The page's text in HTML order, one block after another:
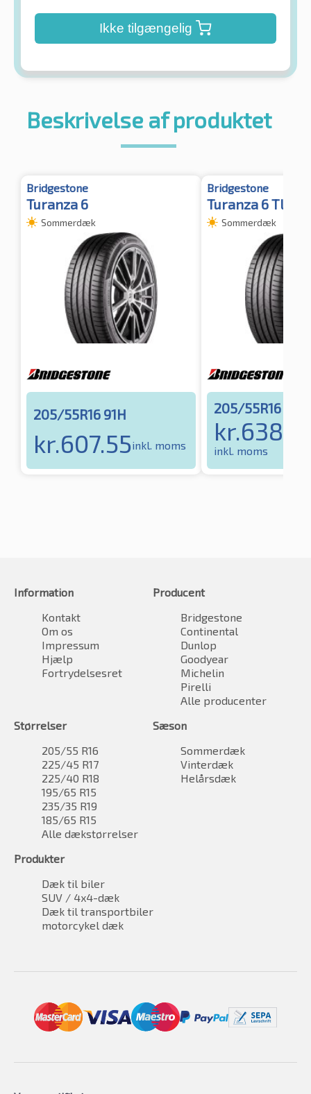
Ikke tilgængelig
Beskrivelse af produktet
Bridgestone
Turanza 6
Sommerdæk
205/55R16 91H
kr.607.55inkl. moms
Bridgestone
Turanza 6 TL
Sommerdæk
205/55R16 91V
kr.
inkl. moms
Information
Kontakt
Om os
Impressum
Hjælp
Fortrydelsesret
Producent
Bridgestone
Continental
Dunlop
Goodyear
Michelin
Pirelli
Alle producenter
Størrelser
205/55 R16
225/45 R17
225/40 R18
195/65 R15
235/35 R19
185/65 R15
Alle dækstørrelser
Sæson
Sommerdæk
Vinterdæk
Helårsdæk
Produkter
Dæk til biler
SUV / 4x4-dæk
Dæk til transportbiler
motorcykel dæk